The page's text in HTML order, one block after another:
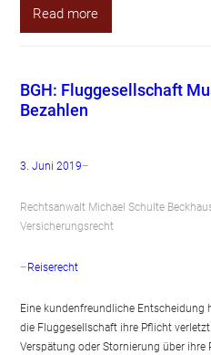
Read more
BGH: Fluggesellschaft
Bezahlen
3. Juni 2019–
Rechtsanwalt Michael Schulte
Versicherungsrecht
–Reiserecht
Eine kundenfreundliche Entscheidung
die Fluggesellschaft ihre Pflicht
Verspätung oder Stornierung über ihre